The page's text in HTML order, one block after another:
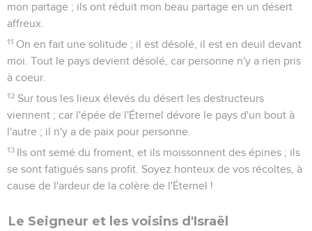
mon partage ; ils ont réduit mon beau partage en un désert
affreux.
11 On en fait une solitude ; il est désolé, il est en deuil devant
moi. Tout le pays devient désolé, car personne n'y a rien pris
à coeur.
12 Sur tous les lieux élevés du désert les destructeurs
viennent ; car l'épée de l'Éternel dévore le pays d'un bout à
l'autre ; il n'y a de paix pour personne.
13 Ils ont semé du froment, et ils moissonnent des épines ; ils
se sont fatigués sans profit. Soyez honteux de vos récoltes, à
cause de l'ardeur de la colère de l'Éternel !
Le Seigneur et les voisins d'Israël